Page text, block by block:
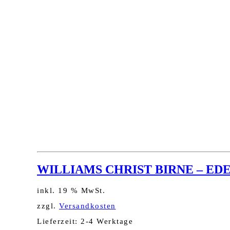
WILLIAMS CHRIST BIRNE –
inkl. 19 % MwSt.
zzgl. Versandkosten
Lieferzeit: 2-4 Werktage